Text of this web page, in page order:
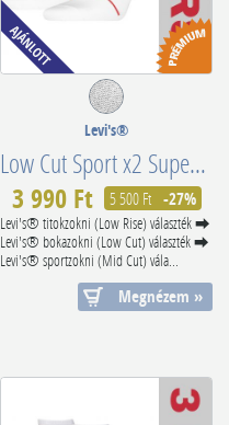
Levi's®
Low Cut Sport x2 Superior Cotton 701203953008
3 990 Ft 5 500 Ft -27%
Levi's® titokzokni (Low Rise) választék ⮕
Levi's® bokazokni (Low Cut) választék ⮕
Levi's® sportzokni (Mid Cut) vála...
Megnézem »